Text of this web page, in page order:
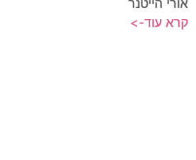
אורי הייטנר
קרא עוד->